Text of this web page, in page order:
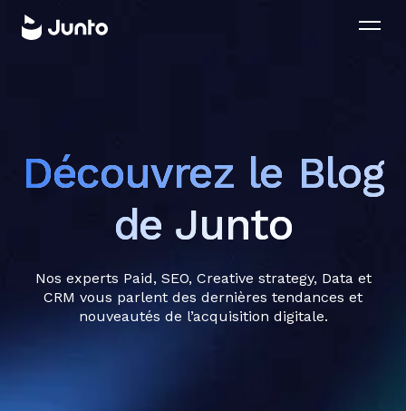
Découvrez le Blog
de Junto
Nos experts Paid, SEO, Creative strategy, Data et
CRM vous parlent des dernières tendances et
nouveautés de l’acquisition digitale.